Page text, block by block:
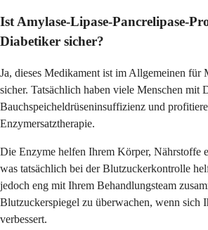
Ist Amylase-Lipase-Pancrelipase-
Diabetiker sicher?
Ja, dieses Medikament ist im Allgemeinen für
sicher. Tatsächlich haben viele Menschen mit
Bauchspeicheldrüseninsuffizienz und
Enzymersatztherapie.
Die Enzyme helfen Ihrem Körper, Nährstoffe
was tatsächlich bei der Blutzuckerkontrolle
jedoch eng mit Ihrem Behandlungsteam
Blutzuckerspiegel zu überwachen, wenn sich
verbessert.